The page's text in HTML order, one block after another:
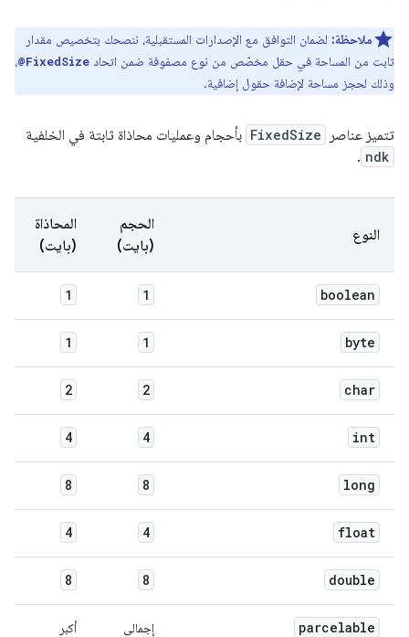
ملاحظة: لضمان التوافق مع الإصدارات المستقبلية، ننصحك بتخصيص مقدار
ثابت من المساحة في حقل مخصّص من نوع مصفوفة ضمن اتحاد @FixedSize،
وذلك لحجز مساحة لإضافة حقول إضافية.
تتميز عناصر FixedSize بأحجام وعمليات محاذاة ثابتة في الخلفية
ndk
.
النوع
الحجم
(بايت)
المحاذاة
(بايت)
boolean
1
1
byte
1
1
char
2
2
int
4
4
long
8
8
float
4
4
double
8
8
parcelable
إجمالي
أكبر